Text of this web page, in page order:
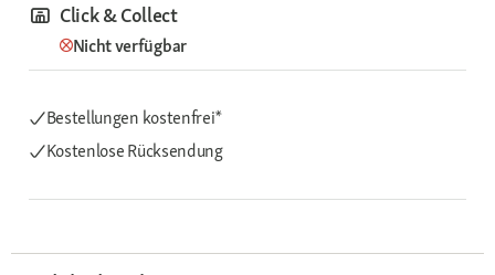
Click & Collect
Nicht verfügbar
Bestellungen kostenfrei*
Kostenlose Rücksendung